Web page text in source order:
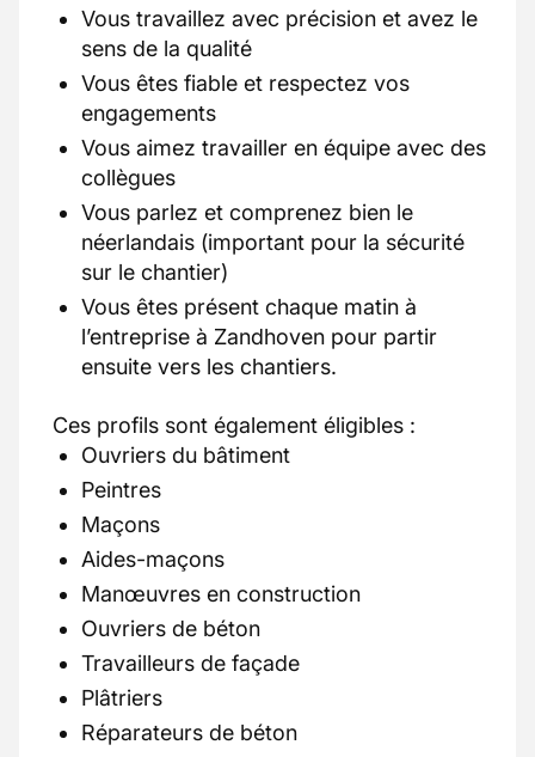
Vous travaillez avec précision et avez le
sens de la qualité
Vous êtes fiable et respectez vos
engagements
Vous aimez travailler en équipe avec des
collègues
Vous parlez et comprenez bien le
néerlandais (important pour la sécurité
sur le chantier)
Vous êtes présent chaque matin à
l’entreprise à Zandhoven pour partir
ensuite vers les chantiers.
Ces profils sont également éligibles :
Ouvriers du bâtiment
Peintres
Maçons
Aides-maçons
Manœuvres en construction
Ouvriers de béton
Travailleurs de façade
Plâtriers
Réparateurs de béton